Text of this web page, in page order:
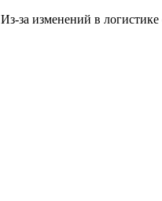
Из-за изменений в